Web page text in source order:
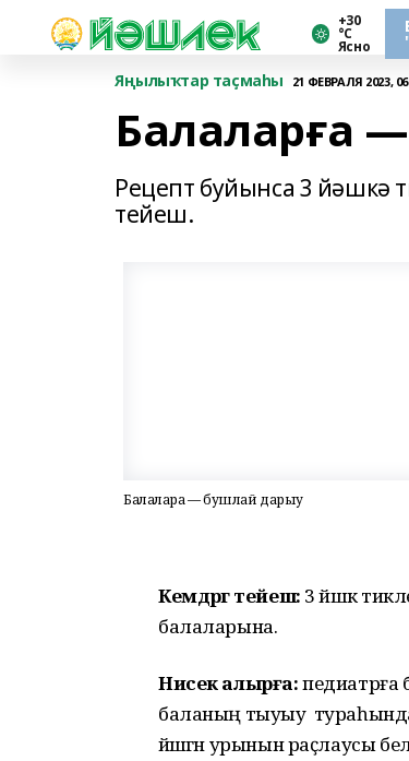
+30
°С
Ясно
Яңылыҡтар таҫмаһы
21 ФЕВРАЛЯ 2023,
Балаларға
Рецепт буйынса 3 йәшкә
тейеш.
Балаларға — бушлай дарыу
Кемдәргә тейеш: 3 йәшкә
балаларына.
Нисек алырға:педиатрға
баланың тыуыу
йәшәгән урынын раҫлаусы